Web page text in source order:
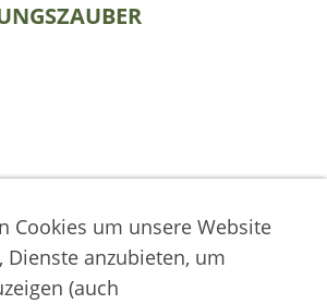
Cookies um unsere Website
anzubieten, um
(auch